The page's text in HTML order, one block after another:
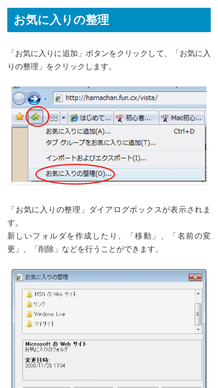
お気に入りの整理
「お気に入りに追加」ボタンをクリックして、「お気に入
りの整理」をクリックします。
「お気に入りの整理」ダイアログボックスが表示されま
す。
新しいフォルダを作成したり、「移動」、「名前の変
更」、「削除」などを行うことができます。